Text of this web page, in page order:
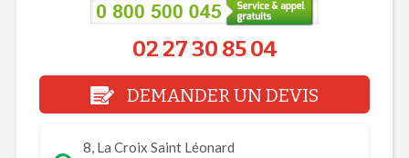
02 27 30 85 04
DEMANDER UN DEVIS
8, La Croix Saint Léonard